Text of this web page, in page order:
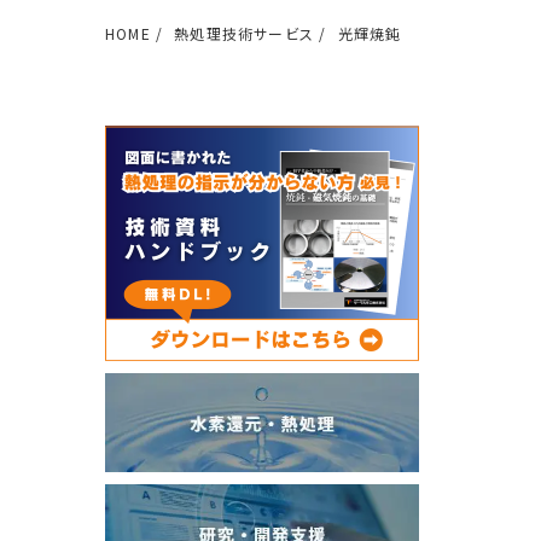
HOME 熱処理技術サービス 光輝焼鈍